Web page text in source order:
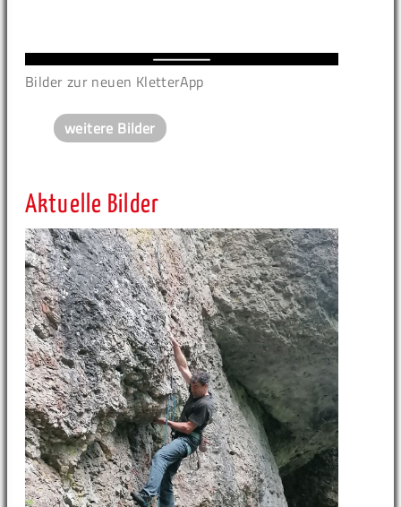
Bilder zur neuen KletterApp
weitere Bilder
Aktuelle Bilder